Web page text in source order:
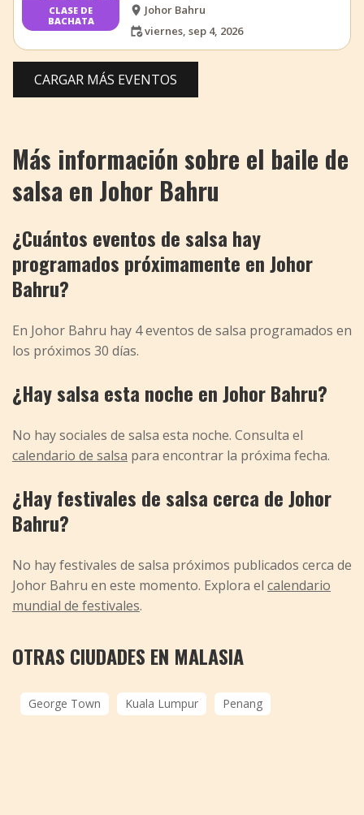
CLASE DE
BACHATA
Johor Bahru
viernes, sep 4, 2026
CARGAR MÁS EVENTOS
Más información sobre el baile de
salsa en Johor Bahru
¿Cuántos eventos de salsa hay
programados próximamente en Johor
Bahru?
En Johor Bahru hay 4 eventos de salsa programados en
los próximos 30 días.
¿Hay salsa esta noche en Johor Bahru?
No hay sociales de salsa esta noche. Consulta el
calendario de salsa para encontrar la próxima fecha.
¿Hay festivales de salsa cerca de Johor
Bahru?
No hay festivales de salsa próximos publicados cerca de
Johor Bahru en este momento. Explora el calendario
mundial de festivales.
OTRAS CIUDADES EN MALASIA
George Town Kuala Lumpur Penang